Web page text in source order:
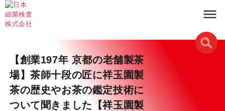
【創業197年 京都の老舗製茶
場】茶師十段の匠に祥玉園製
茶の歴史やお茶の鑑定技術に
ついて聞きました【祥玉園製